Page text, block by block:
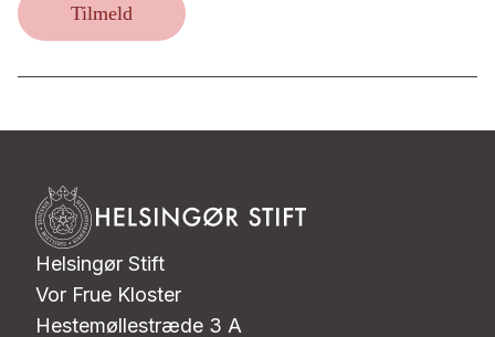
Tilmeld
Helsingør Stift
Vor Frue Kloster
Hestemøllestræde 3 A